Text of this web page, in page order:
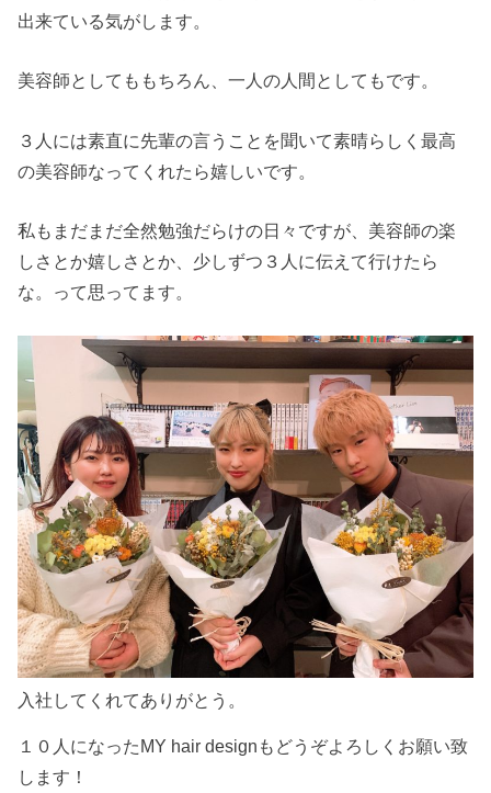
出来ている気がします。
美容師としてももちろん、一人の人間としてもです。
３人には素直に先輩の言うことを聞いて素晴らしく最高
の美容師なってくれたら嬉しいです。
私もまだまだ全然勉強だらけの日々ですが、美容師の楽
しさとか嬉しさとか、少しずつ３人に伝えて行けたら
な。って思ってます。
入社してくれてありがとう。
１０人になったMY hair designもどうぞよろしくお願い致
します！